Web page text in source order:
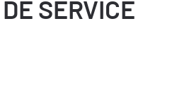
SERVICE